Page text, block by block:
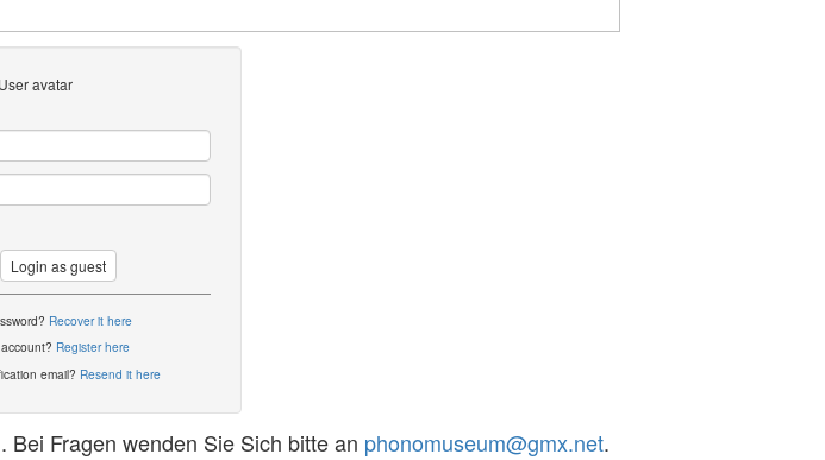
Login as guest
Recover it here
Register here
email? Resend it here
Fragen wenden Sie Sich bitte an phonomuseum@gmx.net.